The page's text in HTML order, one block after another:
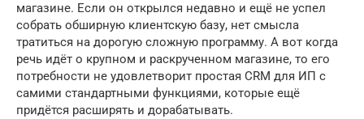
магазине. Если он открылся недавно и ещё не успел
собрать обширную клиентскую базу, нет смысла
тратиться на дорогую сложную программу. А вот когда
речь идёт о крупном и раскрученном магазине, то его
потребности не удовлетворит простая CRM для ИП с
самими стандартными функциями, которые ещё
придётся расширять и дорабатывать.